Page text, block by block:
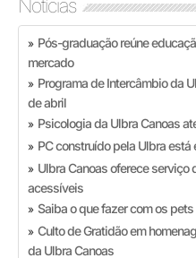
Notícias
» Pós-graduação reúne
mercado
» Programa de Intercâmbio da
de abril
» Psicologia da Ulbra Canoas
» PC construído pela Ulbra
» Ulbra Canoas oferece serviço
acessíveis
» Saiba o que fazer com os
» Culto de Gratidão em
da Ulbra Canoas